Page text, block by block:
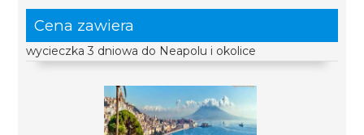
Cena zawiera
wycieczka 3 dniowa do Neapolu i okolice